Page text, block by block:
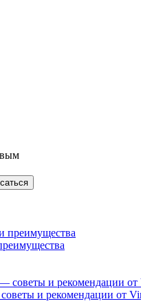
и рекомендации от